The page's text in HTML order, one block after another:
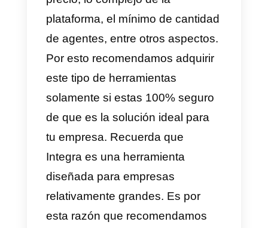
comunicación con los clientes.
Ventajas
1)WhatsApp Multiagente
2) Llamadas virtuales.
3) Live chat.
4) Planes flexibles.